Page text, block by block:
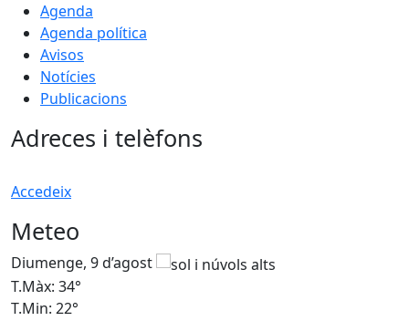
Agenda
Agenda política
Avisos
Notícies
Publicacions
Adreces i telèfons
Accedeix
Meteo
Diumenge, 9 d’agost
T.Màx: 34°
T.Min: 22°